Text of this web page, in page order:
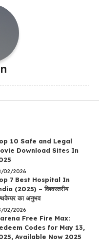
10 Safe and Legal
Download Sites In
02/2026
7 Best Hospital In
(2025) – विश्वस्तरीय
का अनुभव
02/2026
Free Fire Max:
Codes for May 13,
Available Now 2025